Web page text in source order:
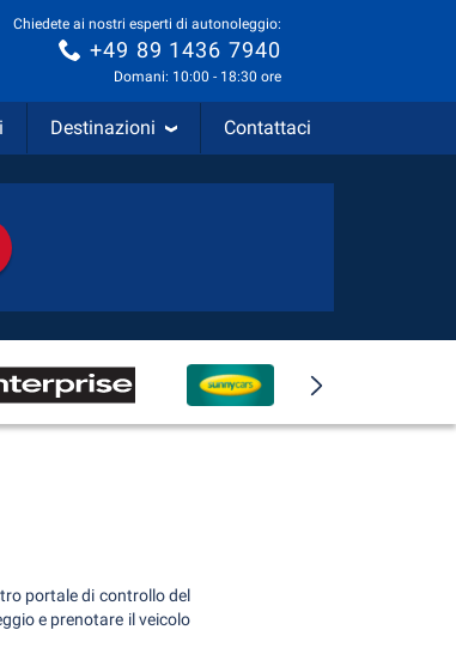
Chiedete ai nostri esperti di autonoleggio:
+49 89 1436 7940
Domani: 10:00 - 18:30 ore
Destinazioni Contattaci
portale di controllo del
e prenotare il veicolo